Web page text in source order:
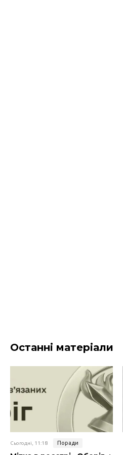
Останні матеріали
Сьогодні, 11:18 Поради